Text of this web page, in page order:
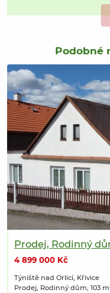
Podobné
Prodej, Rodinný
4 899 000 Kč
Týniště nad Orlicí, Křivice
Prodej, Rodinný dům, 103